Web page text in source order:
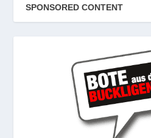
SPONSORED CONTENT